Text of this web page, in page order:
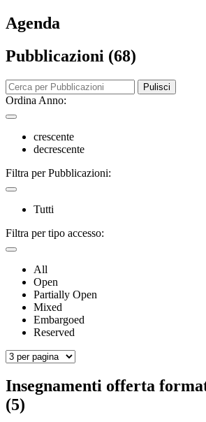
Agenda
Pubblicazioni (68)
Pulisci
Ordina Anno:
crescente
decrescente
Filtra per Pubblicazioni:
Tutti
Filtra per tipo accesso:
All
Open
Partially Open
Mixed
Embargoed
Reserved
Insegnamenti offerta
(5)